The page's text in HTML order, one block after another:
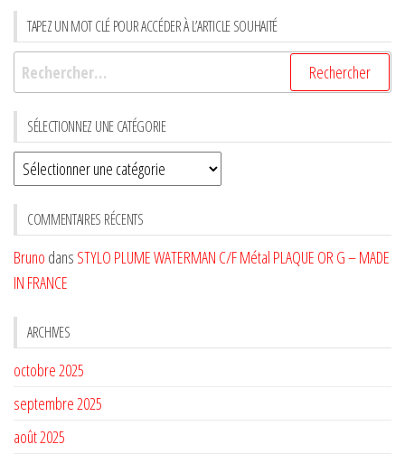
TAPEZ UN MOT CLÉ POUR ACCÉDER À L’ARTICLE SOUHAITÉ
Rechercher :
SÉLECTIONNEZ UNE CATÉGORIE
Sélectionnez
une
CATÉGORIE
COMMENTAIRES RÉCENTS
Bruno dans STYLO PLUME WATERMAN C/F Métal PLAQUE OR G – MADE
IN FRANCE
ARCHIVES
octobre 2025
septembre 2025
août 2025